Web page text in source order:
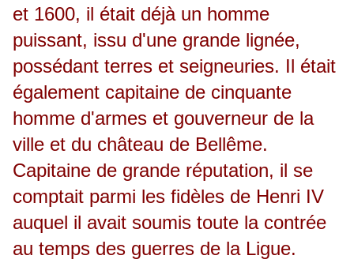
et 1600, il était déjà un homme
puissant, issu d'une grande lignée,
possédant terres et seigneuries. Il était
également capitaine de cinquante
homme d'armes et gouverneur de la
ville et du château de Bellême.
Capitaine de grande réputation, il se
comptait parmi les fidèles de Henri IV
auquel il avait soumis toute la contrée
au temps des guerres de la Ligue.